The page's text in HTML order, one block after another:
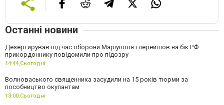
Останні новини
Дезертирував під час оборони Маріуполя і перейшов на бік РФ:
прикордоннику повідомили про підозру
14:44,Сьогодні
Волноваського священника засудили на 15 років тюрми за
пособництво окупантам
13:00,Сьогодні